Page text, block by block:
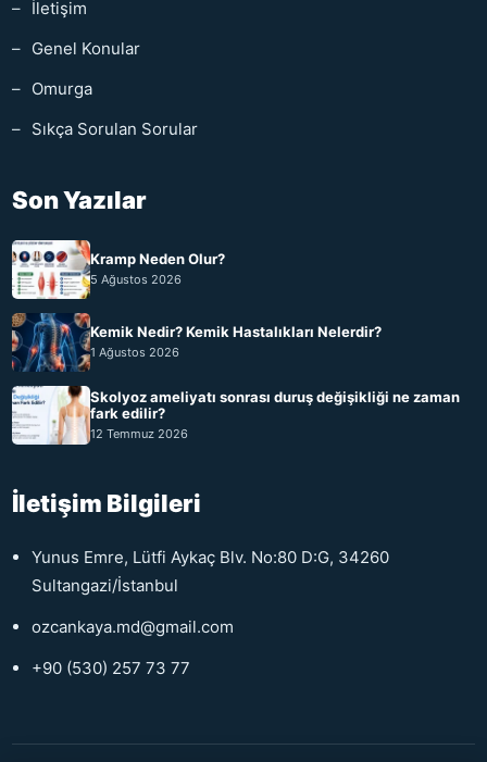
İletişim
Genel Konular
Omurga
Sıkça Sorulan Sorular
Son Yazılar
Kramp Neden Olur?
5 Ağustos 2026
Kemik Nedir? Kemik Hastalıkları Nelerdir?
1 Ağustos 2026
Skolyoz ameliyatı sonrası duruş değişikliği ne zaman
fark edilir?
12 Temmuz 2026
İletişim Bilgileri
Yunus Emre, Lütfi Aykaç Blv. No:80 D:G, 34260
Sultangazi/İstanbul
ozcankaya.md@gmail.com
+90 (530) 257 73 77